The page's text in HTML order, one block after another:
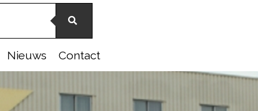
Nieuws Contact